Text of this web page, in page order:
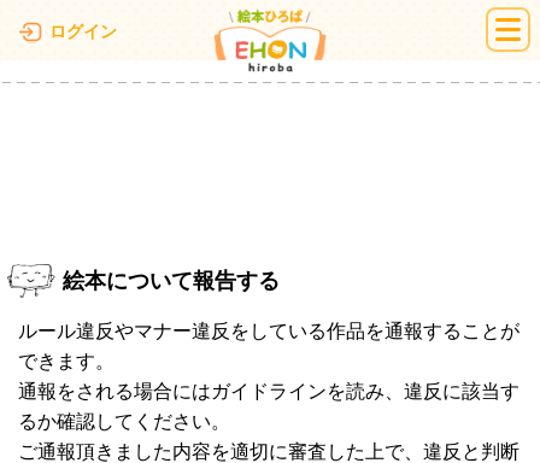
ログイン 絵本ひろば
絵本について報告する
ルール違反やマナー違反をしている作品を通報することが
できます。
通報をされる場合にはガイドラインを読み、違反に該当す
るか確認してください。
ご通報頂きました内容を適切に審査した上で、違反と判断